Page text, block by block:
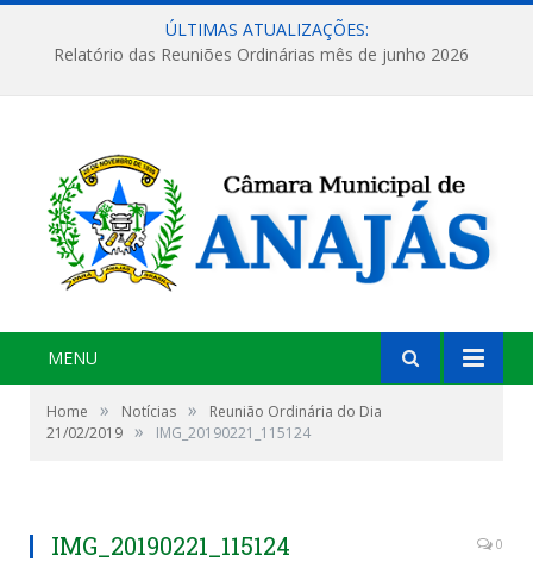
ÚLTIMAS ATUALIZAÇÕES:
Relatório das Reuniões Ordinárias mês de junho 2026
MENU
Home » Notícias »
Reunião Ordinária do Dia
21/02/2019 » IMG_20190221_115124
IMG_20190221_115124 0